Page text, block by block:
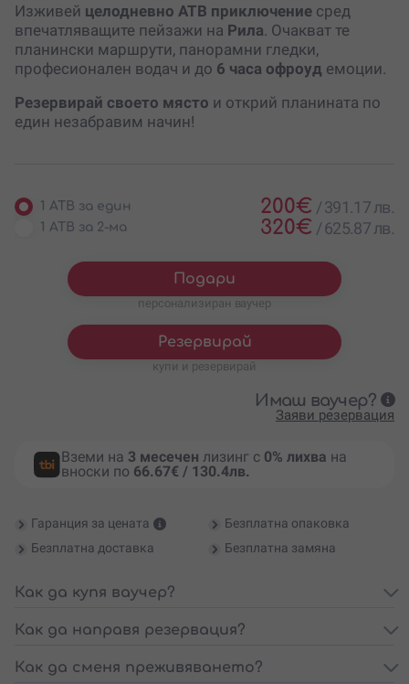
Изживей целодневно АТВ приключение сред
впечатляващите пейзажи на Рила. Очакват те
планински маршрути, панорамни гледки,
професионален водач и до 6 часа офроуд емоции.
Резервирай своето място и открий планината по
един незабравим начин!
1 АТВ за един 200€ /391.17 лв.
1 АТВ за 2-ма 320€ /625.87 лв.
Подари
персонализиран ваучер
Резервирай
купи и резервирай
Имаш ваучер?
Заяви резервация
Вземи на 3 месечен лизинг с 0% лихва на
вноски по 66.67€ / 130.4лв.
Гаранция за цената
Безплатна опаковка
Безплатна доставка
Безплатна замяна
Как да купя ваучер?
Как да направя резервация?
Как да сменя преживяването?